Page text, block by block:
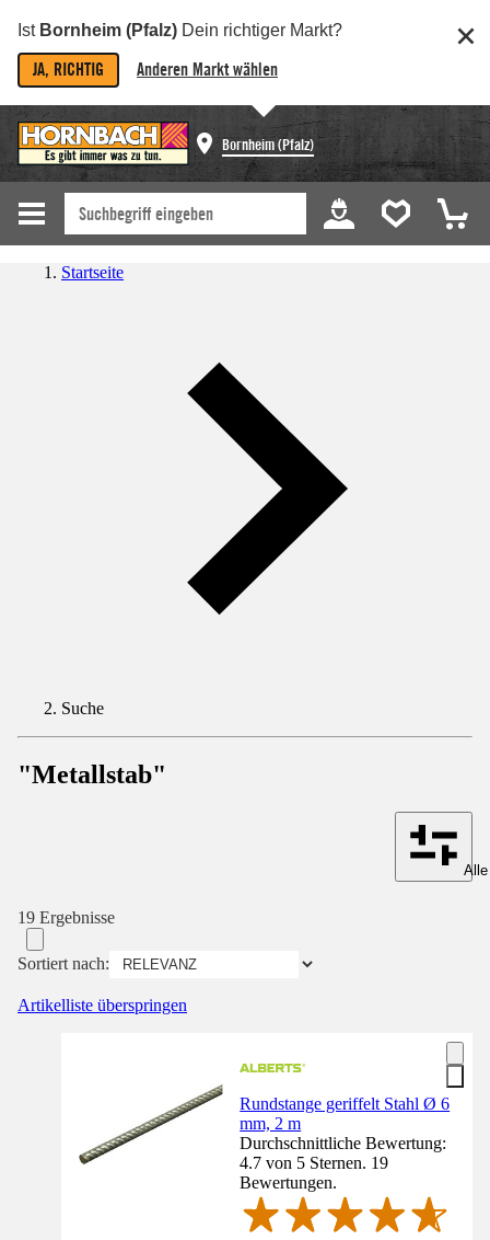
Ist Bornheim (Pfalz) Dein richtiger Markt?
JA, RICHTIG Anderen Markt wählen
Bornheim (Pfalz)
Startseite
Suche
"Metallstab"
19 Ergebnisse
Sortiert nach:
Artikelliste überspringen
Rundstange geriffelt Stahl Ø 6
mm, 2 m
Durchschnittliche Bewertung:
4.7 von 5 Sternen. 19
Bewertungen.